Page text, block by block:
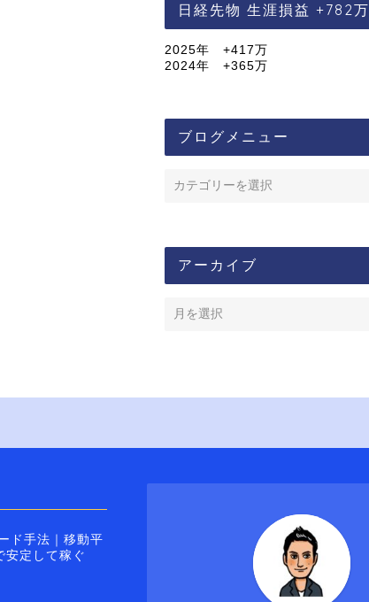
日経先物 生涯損益 +782万
2025年 +417万
2024年 +365万
ブログメニュー
アーカイブ
ド手法｜移動平
安定して稼ぐ